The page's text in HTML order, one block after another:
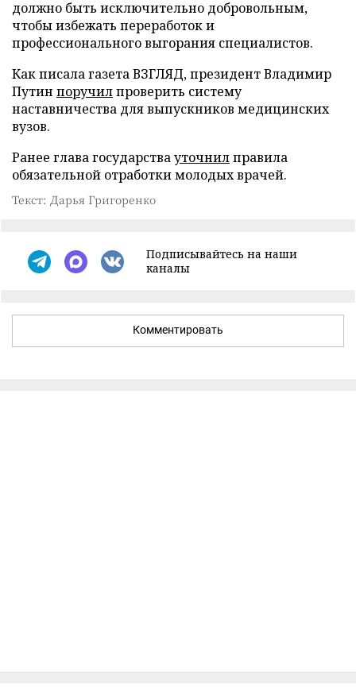
должно быть исключительно добровольным,
чтобы избежать переработок и
профессионального выгорания специалистов.
Как писала газета ВЗГЛЯД, президент Владимир
Путин поручилпроверить систему
наставничества для выпускников медицинских
вузов.
Ранее глава государствауточнилправила
обязательной отработки молодых врачей.
Текст: Дарья Григоренко
Подписывайтесь на наши
каналы
Комментировать